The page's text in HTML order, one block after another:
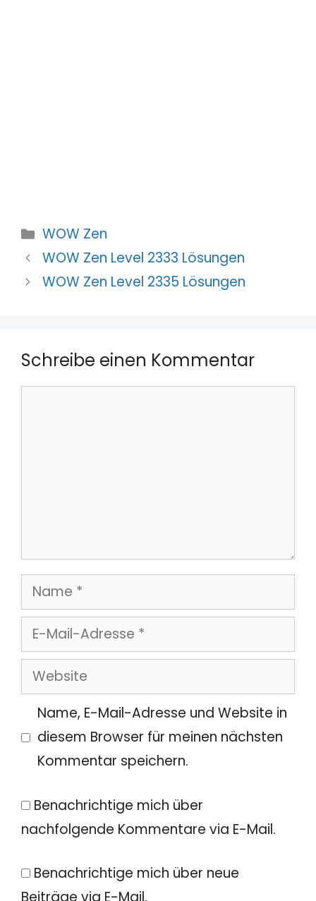
Kategorien
WOW Zen
WOW Zen Level 2333 Lösungen
WOW Zen Level 2335 Lösungen
Schreibe einen Kommentar
Name
E-
Mail-
Adresse
Website
Name, E-Mail-Adresse und Website in
diesem Browser für meinen nächsten
Kommentar speichern.
Benachrichtige mich über
nachfolgende Kommentare via E-Mail.
Benachrichtige mich über neue